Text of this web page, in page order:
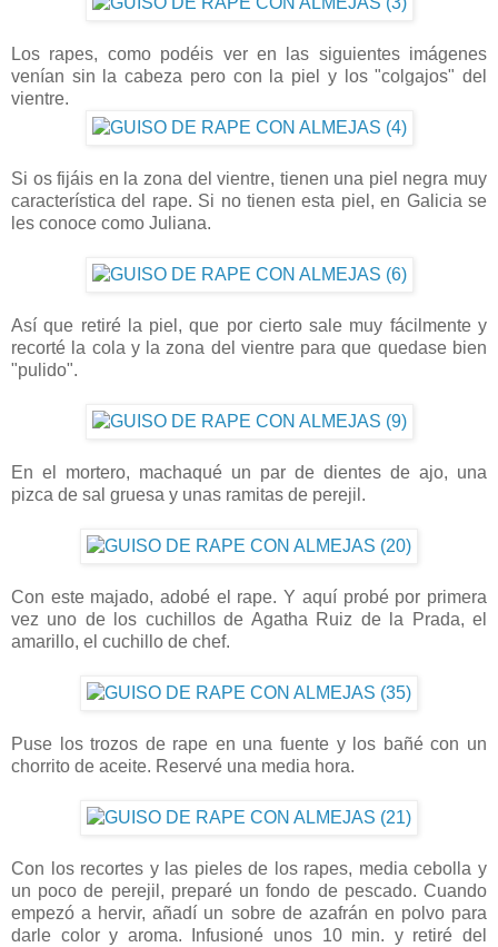
Los rapes, como podéis ver en las siguientes imágenes
venían sin la cabeza pero con la piel y los "colgajos" del
vientre.
Si os fijáis en la zona del vientre, tienen una piel negra muy
característica del rape. Si no tienen esta piel, en Galicia se
les conoce como Juliana.
Así que retiré la piel, que por cierto sale muy fácilmente y
recorté la cola y la zona del vientre para que quedase bien
"pulido".
En el mortero, machaqué un par de dientes de ajo, una
pizca de sal gruesa y unas ramitas de perejil.
Con este majado, adobé el rape. Y aquí probé por primera
vez uno de los cuchillos de Agatha Ruiz de la Prada, el
amarillo, el cuchillo de chef.
Puse los trozos de rape en una fuente y los bañé con un
chorrito de aceite. Reservé una media hora.
Con los recortes y las pieles de los rapes, media cebolla y
un poco de perejil, preparé un fondo de pescado. Cuando
empezó a hervir, añadí un sobre de azafrán en polvo para
darle color y aroma. Infusioné unos 10 min. y retiré del